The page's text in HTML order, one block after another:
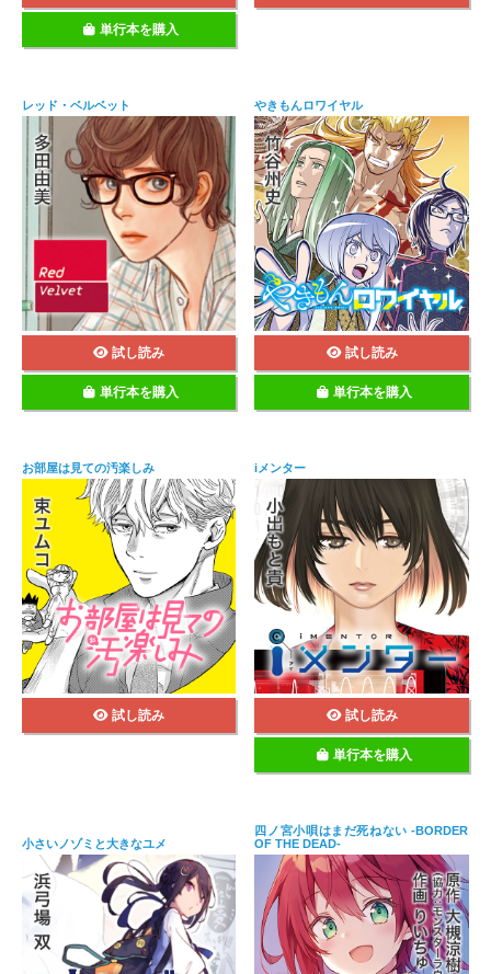
単行本を購入
レッド・ベルベット
試し読み
単行本を購入
やきもんロワイヤル
試し読み
単行本を購入
お部屋は見ての汚楽しみ
試し読み
iメンター
試し読み
単行本を購入
小さいノゾミと大きなユメ
四ノ宮小唄はまだ死ねない ‐BORDER
OF THE DEAD‐